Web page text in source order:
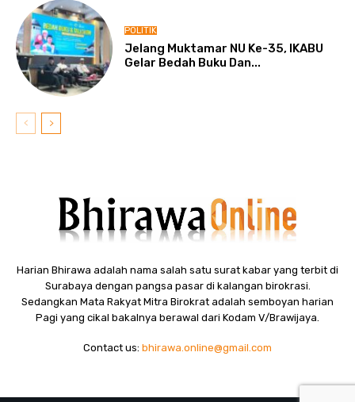
POLITIK
Jelang Muktamar NU Ke-35, IKABU
Gelar Bedah Buku Dan...
Harian Bhirawa adalah nama salah satu surat kabar yang terbit di
Surabaya dengan pangsa pasar di kalangan birokrasi.
Sedangkan Mata Rakyat Mitra Birokrat adalah semboyan harian
Pagi yang cikal bakalnya berawal dari Kodam V/Brawijaya.
Contact us: bhirawa.online@gmail.com